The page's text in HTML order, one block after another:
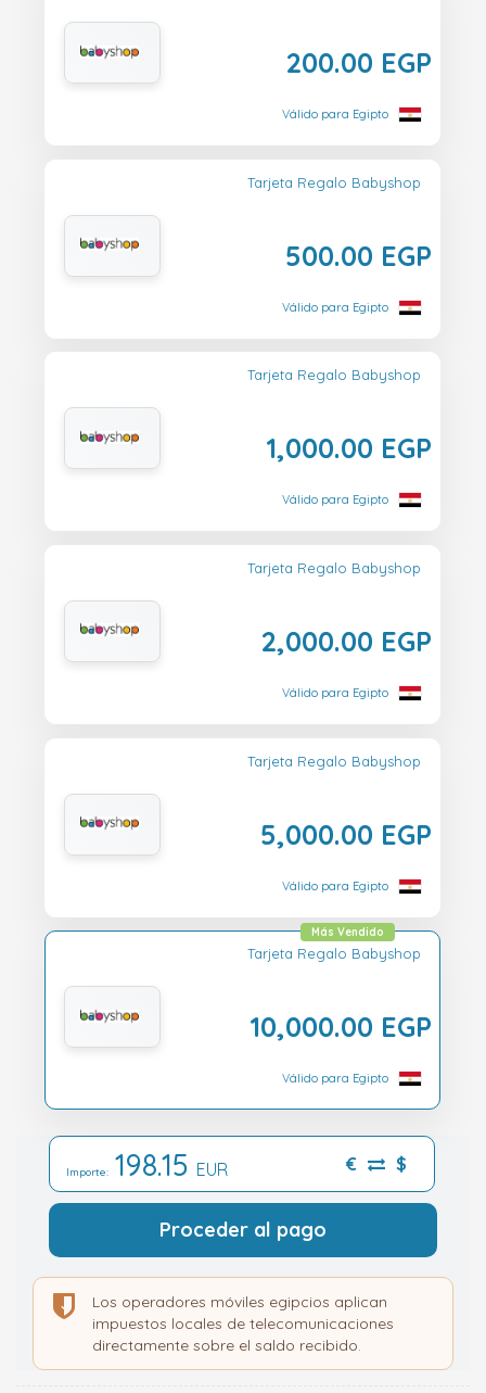
200.00 EGP
Válido para Egipto
Tarjeta Regalo Babyshop
500.00 EGP
Válido para Egipto
Tarjeta Regalo Babyshop
1,000.00 EGP
Válido para Egipto
Tarjeta Regalo Babyshop
2,000.00 EGP
Válido para Egipto
Tarjeta Regalo Babyshop
5,000.00 EGP
Válido para Egipto
Tarjeta Regalo Babyshop
10,000.00 EGP
Más Vendido
Válido para Egipto
Importe: 198.15 EUR € $
Proceder al pago
Los operadores móviles egipcios aplican
impuestos locales de telecomunicaciones
directamente sobre el saldo recibido.